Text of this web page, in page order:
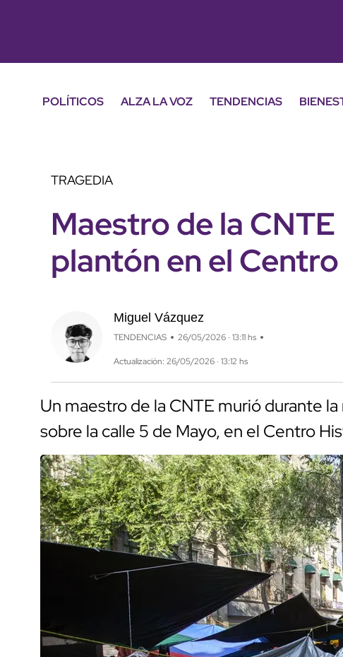
POLÍTICOS ALZA LA VOZ TENDENCIAS
TRAGEDIA
Maestro de la
plantón en el
Miguel Vázquez
TENDENCIAS 26/05/2026 · 13:11 hs
Actualización: 26/05/2026 · 13:12 hs
Un maestro de la CNTE murió durante
sobre la calle 5 de Mayo, en el Centro